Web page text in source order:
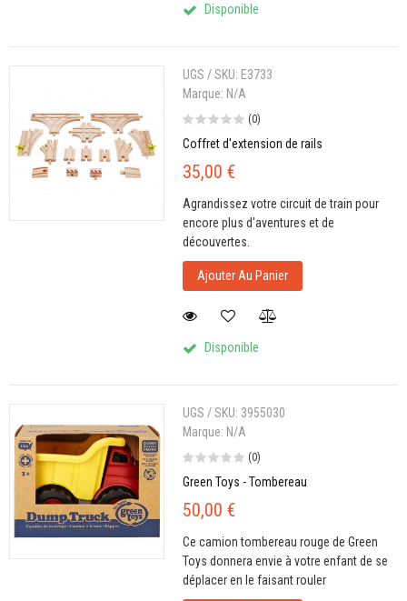
Disponible
UGS / SKU: E3733
Marque: N/A
(0)
Coffret d'extension de rails
35,00 €
Agrandissez votre circuit de train pour
encore plus d'aventures et de
découvertes.
Ajouter Au Panier
Disponible
UGS / SKU: 3955030
Marque: N/A
(0)
Green Toys - Tombereau
50,00 €
Ce camion tombereau rouge de Green
Toys donnera envie à votre enfant de se
déplacer en le faisant rouler